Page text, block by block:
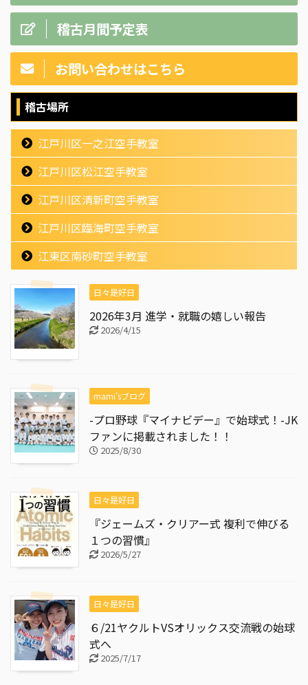
稽古月間予定表
お問い合わせはこちら
稽古場所
江戸川区一之江空手教室
江戸川区松江空手教室
江戸川区清新町空手教室
江戸川区臨海町空手教室
江東区南砂町空手教室
日々是好日
2026年3月 進学・就職の嬉しい報告
2026/4/15
mami'sブログ
-プロ野球『マイナビデー』で始球式！-JK
ファンに掲載されました！！
2025/8/30
日々是好日
『ジェームズ・クリアー式 複利で伸びる
１つの習慣』
2026/5/27
日々是好日
６/21ヤクルトVSオリックス交流戦の始球
式へ
2025/7/17